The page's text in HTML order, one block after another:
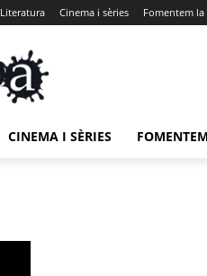
Literatura Cinema i sèries Fomentem
CINEMA I SÈRIES